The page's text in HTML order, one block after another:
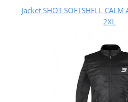
Jacket SHOT SOFTSHELL
2XL